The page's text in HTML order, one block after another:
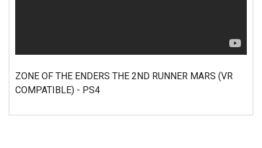
ZONE OF THE ENDERS THE 2ND RUNNER MARS (VR
COMPATIBLE) - PS4